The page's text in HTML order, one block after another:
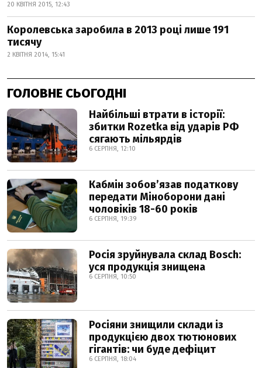
20 КВІТНЯ 2015, 12:43
Королевська заробила в 2013 році лише 191
тисячу
2 КВІТНЯ 2014, 15:41
ГОЛОВНЕ СЬОГОДНІ
Найбільші втрати в історії:
збитки Rozetka від ударів РФ
сягають мільярдів
6 СЕРПНЯ, 12:10
Кабмін зобовʼязав податкову
передати Міноборони дані
чоловіків 18-60 років
6 СЕРПНЯ, 19:39
Росія зруйнувала склад Bosch:
уся продукція знищена
6 СЕРПНЯ, 10:50
Росіяни знищили склади із
продукцією двох тютюнових
гігантів: чи буде дефіцит
6 СЕРПНЯ, 18:04